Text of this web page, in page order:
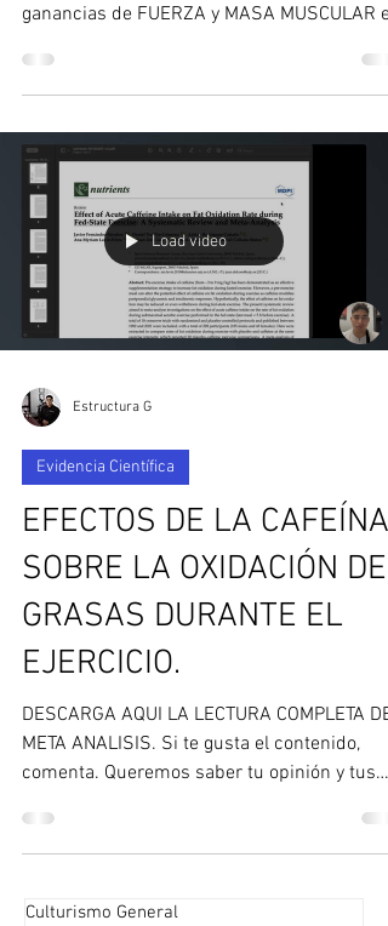
ganancias de FUERZA y MASA MUSCULAR en
Load video
Estructura G
Evidencia Científica
EFECTOS DE LA CAFEÍNA
SOBRE LA OXIDACIÓN DE
GRASAS DURANTE EL
EJERCICIO.
DESCARGA AQUI LA LECTURA COMPLETA
META ANALISIS. Si te gusta el contenido,
comenta. Queremos saber tu opinión y tus
Culturismo General